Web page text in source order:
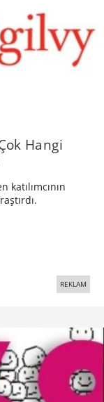
Hangi
katılımcının
REKLAM